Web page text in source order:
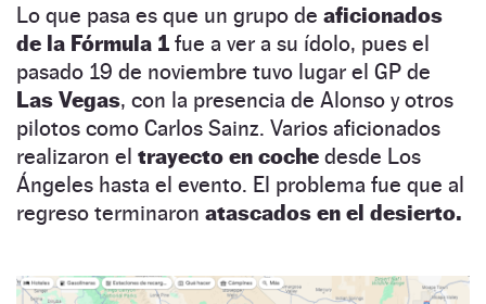
Lo que pasa es que un grupo de aficionados
de la Fórmula 1 fue a ver a su ídolo, pues el
pasado 19 de noviembre tuvo lugar el GP de
Las Vegas, con la presencia de Alonso y otros
pilotos como Carlos Sainz. Varios aficionados
realizaron el trayecto en coche desde Los
Ángeles hasta el evento. El problema fue que al
regreso terminaron atascados en el desierto.